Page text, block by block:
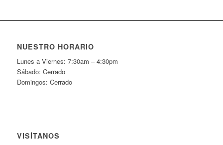
NUESTRO HORARIO
Lunes a Viernes: 7:30am – 4:30pm
Sábado: Cerrado
Domingos: Cerrado
VISÍTANOS